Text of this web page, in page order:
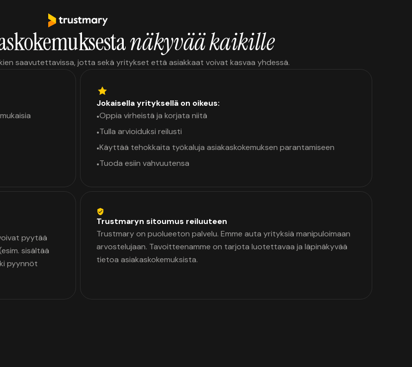
näkyvää kaikille
saavutettavissa, jotta sekä yritykset että asiakkaat voivat kasvaa yhdessä.
Jokaisella yrityksellä on oikeus:
•Oppia virheistä ja korjata niitä
•Tulla arvioiduksi reilusti
•Käyttää tehokkaita työkaluja asiakaskokemuksen parantamiseen
•Tuoda esiin vahvuutensa
pyytää
sisältää
pyynnöt
Trustmaryn sitoumus reiluuteen
Trustmary on puolueeton palvelu. Emme auta yrityksiä manipuloimaan
arvostelujaan. Tavoitteenamme on tarjota luotettavaa ja läpinäkyvää
tietoa asiakaskokemuksista.